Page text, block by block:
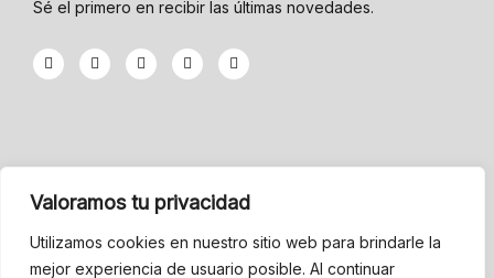
Valoramos tu privacidad
Utilizamos cookies en nuestro sitio web para brindarle la
mejor experiencia de usuario posible. Al continuar
Sé el primero en recibir las últimas novedades.
F
a
c
k
f
T
w
i
G
o
o
p
u
s
g
Y
o
u
I
n
s
a
INFORMACIÓN
Menu